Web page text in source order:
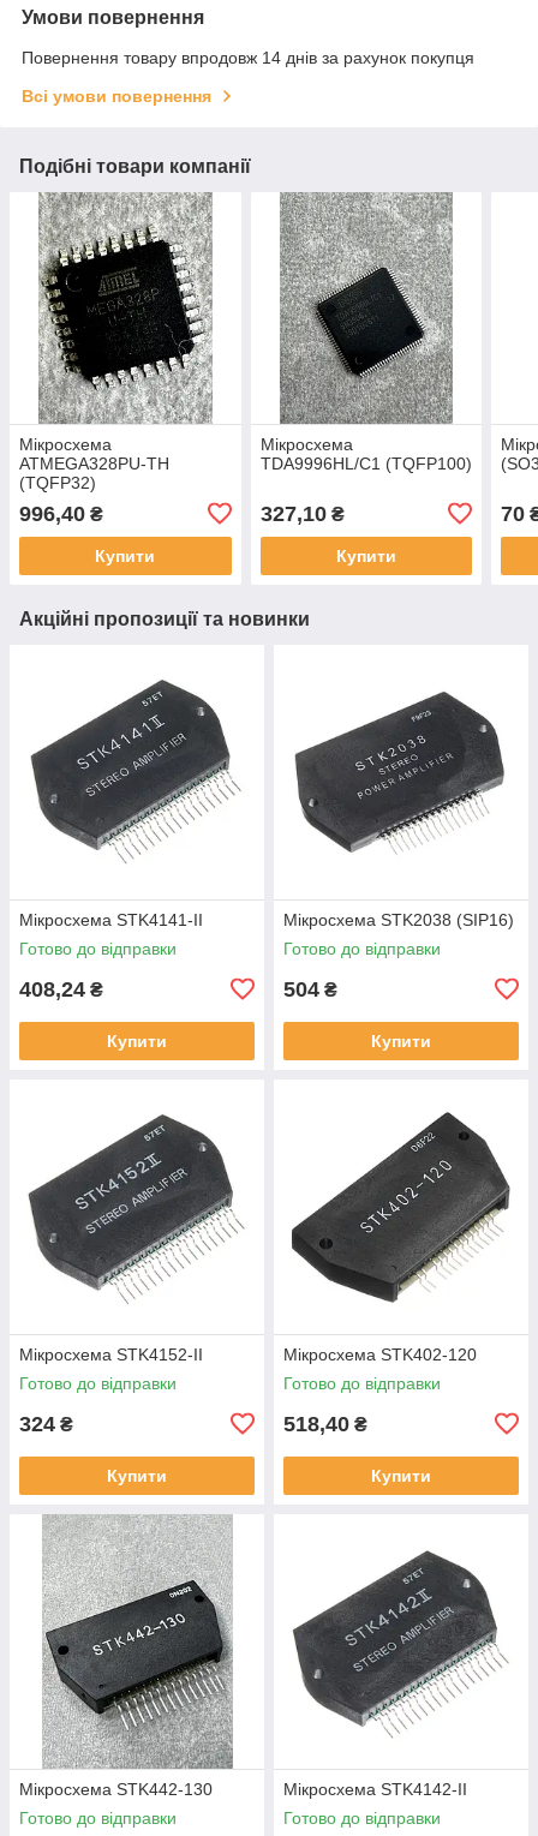
Умови повернення
Повернення товару впродовж 14 днів за рахунок покупця
Всі умови повернення
Подібні товари компанії
Мікросхема
ATMEGA328PU-TH
(TQFP32)
996,40 ₴
Купити
Мікросхема
TDA9996HL/C1 (TQFP100)
327,10₴
Купити
70
Акційні пропозиції та новинки
Мікросхема STK4141-II
Готово до відправки
408,24 ₴
Купити
Мікросхема STK2038 (SIP16)
Готово до відправки
504 ₴
Купити
Мікросхема STK4152-II
Готово до відправки
324 ₴
Купити
Мікросхема STK402-120
Готово до відправки
518,40 ₴
Купити
Мікросхема STK442-130
Готово до відправки
Мікросхема STK4142-II
Готово до відправки